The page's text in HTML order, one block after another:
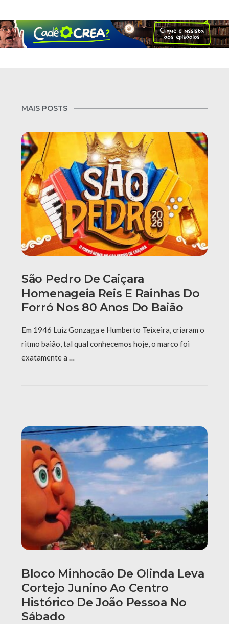
MAIS POSTS
São Pedro De Caiçara
Homenageia Reis E Rainhas Do
Forró Nos 80 Anos Do Baião
Em 1946 Luiz Gonzaga e Humberto Teixeira, criaram o
ritmo baião, tal qual conhecemos hoje, o marco foi
exatamente a …
Bloco Minhocão De Olinda Leva
Cortejo Junino Ao Centro
Histórico De João Pessoa No
Sábado